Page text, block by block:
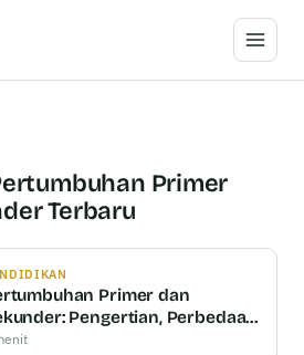
Buka
Primer
Terbaru
Primer dan
Pengertian, Perbedaan